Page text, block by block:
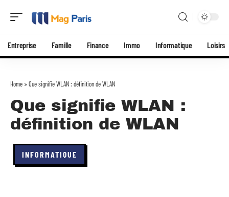
Entreprise Famille Finance Immo Informatique Loisirs
Home » Que signifie WLAN : définition de WLAN
Que signifie WLAN :
définition de WLAN
INFORMATIQUE